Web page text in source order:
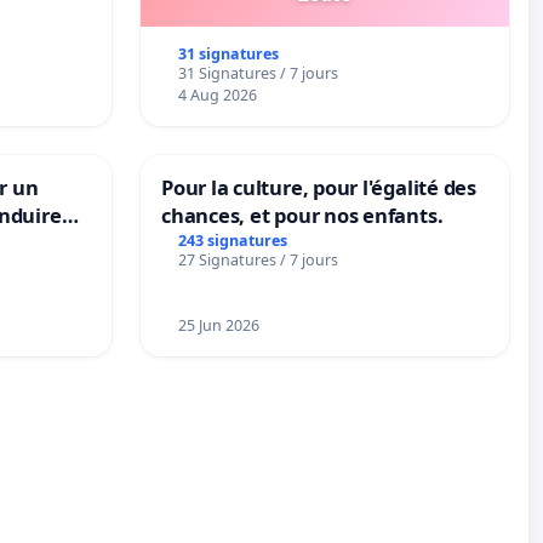
31 signatures
31 Signatures / 7 jours
4 Aug 2026
un
Pour la culture, pour l'égalité des
chances, et pour nos enfants.
243 signatures
27 Signatures / 7 jours
25 Jun 2026